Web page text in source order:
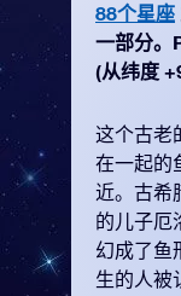
88个星座
一部分。
(从纬度
这个古老
在一起的
近。古希
的儿子厄
幻成了鱼
生的人被